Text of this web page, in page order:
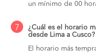
un mínimo de 00
7
¿Cuál es el horario
desde Lima a Cusco?
El horario más